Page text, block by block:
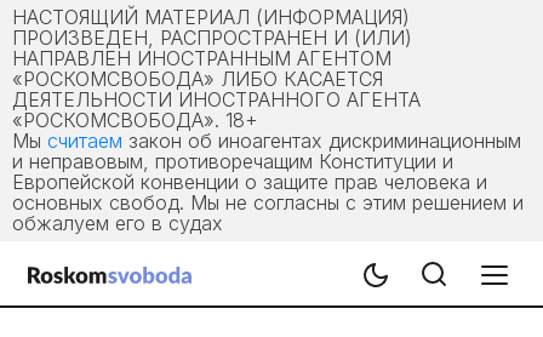
НАСТОЯЩИЙ МАТЕРИАЛ (ИНФОРМАЦИЯ)
ПРОИЗВЕДЕН, РАСПРОСТРАНЕН И (ИЛИ)
НАПРАВЛЕН ИНОСТРАННЫМ АГЕНТОМ
«РОСКОМСВОБОДА» ЛИБО КАСАЕТСЯ
ДЕЯТЕЛЬНОСТИ ИНОСТРАННОГО АГЕНТА
«РОСКОМСВОБОДА». 18+
Мы считаем закон об иноагентах дискриминационным
и неправовым, противоречащим Конституции и
Европейской конвенции о защите прав человека и
основных свобод. Мы не согласны с этим решением и
обжалуем его в судах